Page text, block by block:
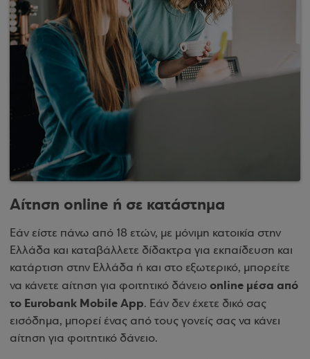
Αίτηση online ή σε κατάστημα
Εάν είστε πάνω από 18 ετών, με μόνιμη κατοικία στην
Ελλάδα και καταβάλλετε δίδακτρα για εκπαίδευση και
κατάρτιση στην Ελλάδα ή και στο εξωτερικό, μπορείτε
να κάνετε αίτηση για φοιτητικό δάνειο online μέσα από
το Eurobank Mobile App. Εάν δεν έχετε δικό σας
εισόδημα, μπορεί ένας από τους γονείς σας να κάνει
αίτηση για φοιτητικό δάνειο.